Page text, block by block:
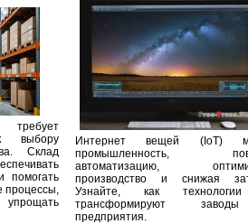
требует
выбору
Склад
помогать
процессы,
Интернет вещей (IoT)
промышленность,
автоматизацию,
производство и снижая
Узнайте, как
трансформируют
предприятия.